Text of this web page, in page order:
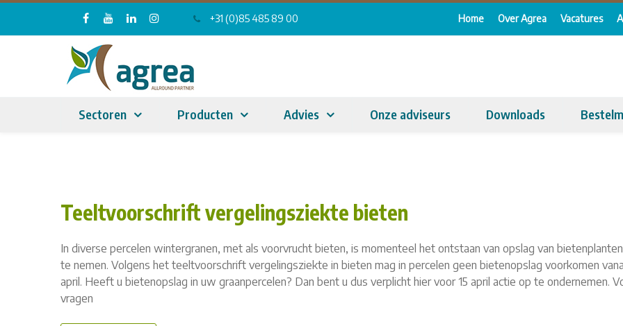
+31 (0)85 485 89 00 Home Over Agrea Vacatures
Sectoren Producten Advies Onze adviseurs Downloads
Teeltvoorschrift vergelingsziekte bieten
In diverse percelen wintergranen, met als voorvrucht bieten, is momenteel het ontstaan van opslag van
te nemen. Volgens het teeltvoorschrift vergelingsziekte in bieten mag in percelen geen bietenopslag voorkomen
april. Heeft u bietenopslag in uw graanpercelen? Dan bent u dus verplicht hier voor 15 april actie op te ondernemen.
vragen